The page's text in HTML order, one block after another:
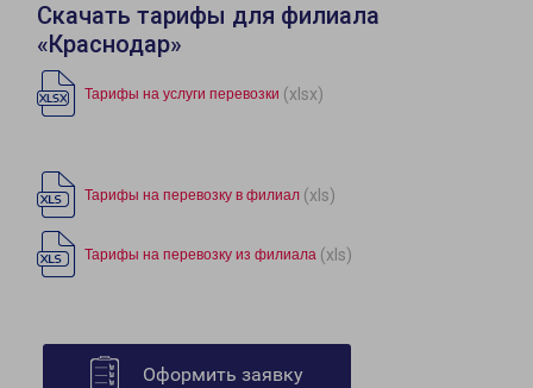
Скачать тарифы для филиала
«Краснодар»
Тарифы на услуги перевозки (xlsx)
Тарифы на перевозку в филиал (xls)
Тарифы на перевозку из филиала (xls)
Оформить заявку